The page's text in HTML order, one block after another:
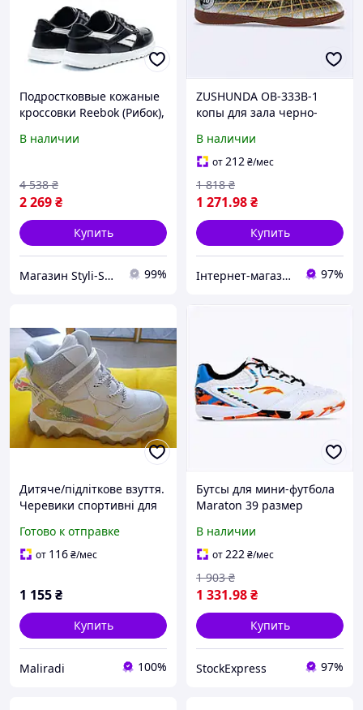
Подростковвые кожаные
кроссовки Reebok (Рибок),
черные, кеды. Мужская
В наличии
2 269₴
4 538 ₴
Купить
Магазин Styli-Shop 99%
ZUSHUNDA OB-333B-1
копы для зала черно-
8606190AP
В наличии
от212₴/мес
1 271.98₴
1 818 ₴
Купить
Інтернет-магазин enJoy 97%
Дитяче/підліткове взуття.
Черевики спортивні для
(33,34)
Готово к отправке
от 116₴/мес
1 155₴
Купить
Maliradi 100%
Бутсы для мини-футбола
Maraton 39 размер
В наличии
от222₴/мес
1 331.98₴
1 903 ₴
Купить
StockExpress 97%